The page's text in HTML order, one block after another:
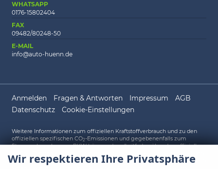
WHATSAPP
0176-15802404
FAX
09482/80248-50
E-MAIL
info@auto-huenn.de
Anmelden Fragen & Antworten Impressum
AGB
Datenschutz
Cookie-Einstellungen
Weitere Informationen zum offiziellen Kraftstoffverbrauch und zu den
offiziellen spezifischen CO2-Emissionen und gegebenenfalls zum
Stromverbrauch neuer PKW können dem 'Leitfaden über den offiziellen
offiziellen Stromverbrauch neuer PKW' entnommen werden, der an allen
Wir respektieren Ihre Privatsphäre